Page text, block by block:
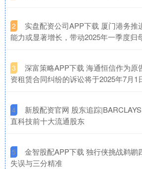
2
实盘配资公司APP下载 厦门港务推
能力或显著增长，带动2025年一季度归
3
深富策略APP下载 海通恒信作为原
资租赁合同纠纷的诉讼将于2025年7月1
4
新股配资官网 股东追踪
直科技前十大流通股东
5
金智股配APP下载 独行侠挑战鹈鹕
失误与三分精准